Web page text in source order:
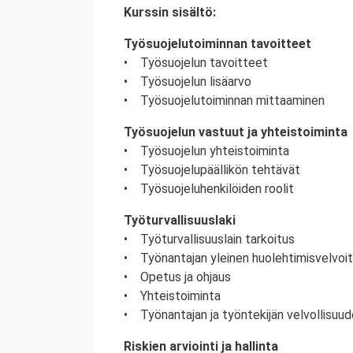
Kurssin sisältö:
Työsuojelutoiminnan tavoitteet
• Työsuojelun tavoitteet
• Työsuojelun lisäarvo
• Työsuojelutoiminnan mittaaminen
Työsuojelun vastuut ja yhteistoiminta
• Työsuojelun yhteistoiminta
• Työsuojelupäällikön tehtävät
• Työsuojeluhenkilöiden roolit
Työturvallisuuslaki
• Työturvallisuuslain tarkoitus
• Työnantajan yleinen
• Opetus ja ohjaus
• Yhteistoiminta
• Työnantajan ja työntekijän
Riskien arviointi ja hallinta